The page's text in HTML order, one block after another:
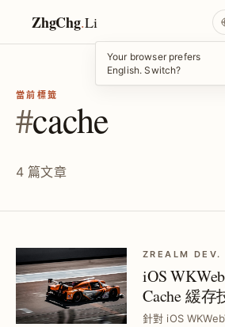
ZhgChg.Li
Your browser prefers
English. Switch?
當前標籤
#cache
4 篇文章
ZREALM DEV.
iOS
Cache 緩
載入速度
針對 iOS